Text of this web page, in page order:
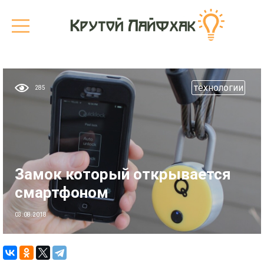
285 технологии
Замок который открывается
смартфоном
03.08.2018